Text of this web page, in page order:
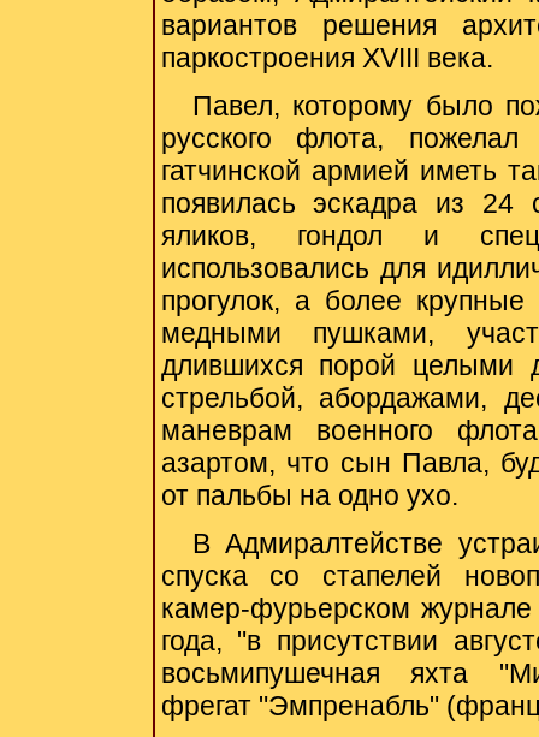
вариантов решения
паркостроения XVIII века.
Павел, которому было
русского флота,
гатчинской армией иметь
появилась эскадра из 24
яликов, гондол и
использовались для
прогулок, а более
медными пушками,
длившихся порой целыми
стрельбой, абордажами,
маневрам военного
азартом, что сын Павла,
от пальбы на одно ухо.
В Адмиралтействе
спуска со стапелей
камер-фурьерском
года, "в присутствии
восьмипушечная яхта
фрегат "Эмпренабль"